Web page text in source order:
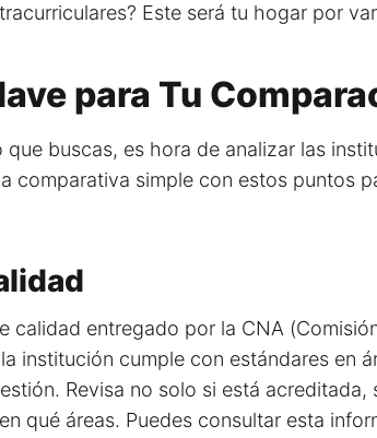
Este será tu hogar por
para Tu
que buscas, es hora de analizar las
comparativa simple con estos puntos
calidad entregado por la CNA
institución cumple con estándares en
Revisa no solo si está acreditada,
qué áreas. Puedes consultar esta